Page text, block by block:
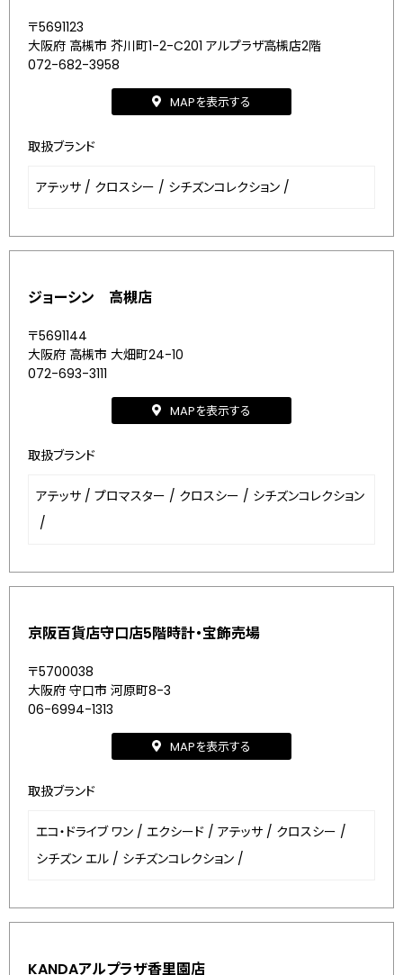
〒5691123
大阪府 高槻市 芥川町1-2-C201 アルプラザ高槻店2階
072-682-3958
MAPを表示する
取扱ブランド
アテッサ / クロスシー / シチズンコレクション /
ジョーシン 高槻店
〒5691144
大阪府 高槻市 大畑町24-10
072-693-3111
MAPを表示する
取扱ブランド
アテッサ / プロマスター / クロスシー / シチズンコレクション
/
京阪百貨店守口店5階時計・宝飾売場
〒5700038
大阪府 守口市 河原町8-3
06-6994-1313
MAPを表示する
取扱ブランド
エコ・ドライブ ワン / エクシード / アテッサ / クロスシー /
シチズン エル / シチズンコレクション /
KANDAアルプラザ香里園店